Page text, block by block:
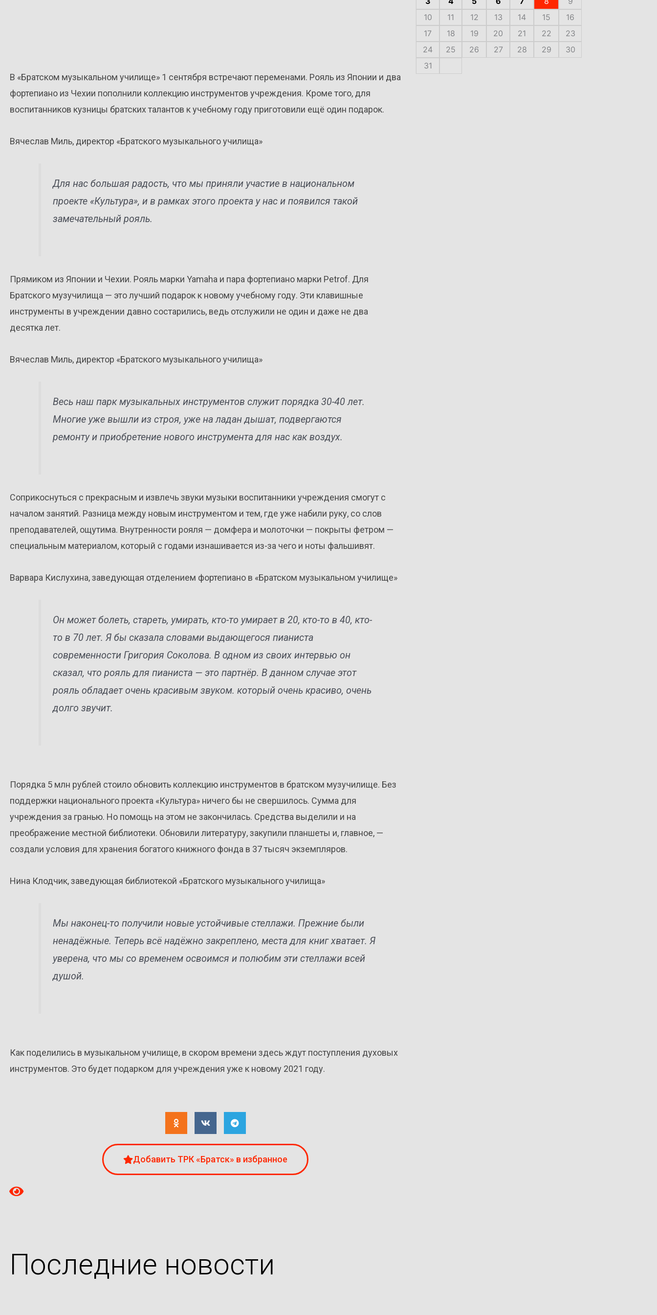
В «Братском музыкальном училище» 1 сентября встречают переменами. Рояль из Японии и два
фортепиано из Чехии пополнили коллекцию инструментов учреждения. Кроме того, для
воспитанников кузницы братских талантов к учебному году приготовили ещё один подарок.
Вячеслав Миль, директор «Братского музыкального училища»
Для нас большая радость, что мы приняли участие в национальном
проекте «Культура», и в рамках этого проекта у нас и появился такой
замечательный рояль.
Прямиком из Японии и Чехии. Рояль марки Yamaha и пара фортепиано марки Petrof. Для
Братского музучилища — это лучший подарок к новому учебному году. Эти клавишные
инструменты в учреждении давно состарились, ведь отслужили не один и даже не два
десятка лет.
Вячеслав Миль, директор «Братского музыкального училища»
Весь наш парк музыкальных инструментов служит порядка 30-40 лет.
Многие уже вышли из строя, уже на ладан дышат, подвергаются
ремонту и приобретение нового инструмента для нас как воздух.
Соприкоснуться с прекрасным и извлечь звуки музыки воспитанники учреждения смогут с
началом занятий. Разница между новым инструментом и тем, где уже набили руку, со слов
преподавателей, ощутима. Внутренности рояля — домфера и молоточки — покрыты фетром —
специальным материалом, который с годами изнашивается из-за чего и ноты фальшивят.
Варвара Кислухина, заведующая отделением фортепиано в «Братском музыкальном училище»
Он может болеть, стареть, умирать, кто-то умирает в 20, кто-то в 40, кто-
то в 70 лет. Я бы сказала словами выдающегося пианиста
современности Григория Соколова. В одном из своих интервью он
сказал, что рояль для пианиста — это партнёр. В данном случае этот
рояль обладает очень красивым звуком. который очень красиво, очень
долго звучит.
Порядка 5 млн рублей стоило обновить коллекцию инструментов в братском музучилище. Без
поддержки национального проекта «Культура» ничего бы не свершилось. Сумма для
учреждения за гранью. Но помощь на этом не закончилась. Средства выделили и на
преображение местной библиотеки. Обновили литературу, закупили планшеты и, главное, —
создали условия для хранения богатого книжного фонда в 37 тысяч экземпляров.
Нина Клодчик, заведующая библиотекой «Братского музыкального училища»
Мы наконец-то получили новые устойчивые стеллажи. Прежние были
ненадёжные. Теперь всё надёжно закреплено, места для книг хватает. Я
уверена, что мы со временем освоимся и полюбим эти стеллажи всей
душой.
Как поделились в музыкальном училище, в скором времени здесь ждут поступления духовых
инструментов. Это будет подарком для учреждения уже к новому 2021 году.
Добавить ТРК «Братск» в избранное
10
11 12 13 14 15
16
17
18 19 20 21 22
23
24
25 26 27 28 29
30
31
Последние новости